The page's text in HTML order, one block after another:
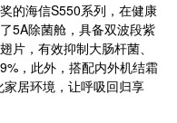
海信S550系列，在健康
5A除菌舱，具备双波段紫
片，有效抑制大肠杆菌、
，此外，搭配内外机结霜
居环境，让呼吸回归享